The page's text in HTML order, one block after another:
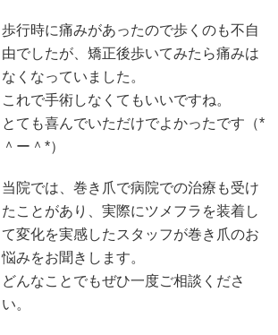
歩行時に痛みがあったので歩くのも不自
由でしたが、矯正後歩いてみたら痛みは
なくなっていました。
これで手術しなくてもいいですね。
とても喜んでいただけでよかったです（*
＾ー＾*）
当院では、巻き爪で病院での治療も受け
たことがあり、実際にツメフラを装着し
て変化を実感したスタッフが巻き爪のお
悩みをお聞きします。
どんなことでもぜひ一度ご相談くださ
い。